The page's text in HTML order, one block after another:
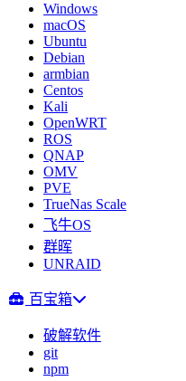
Windows
macOS
Ubuntu
Debian
armbian
Centos
Kali
OpenWRT
ROS
QNAP
OMV
PVE
TrueNas Scale
飞牛OS
群晖
UNRAID
百宝箱
破解软件
git
npm